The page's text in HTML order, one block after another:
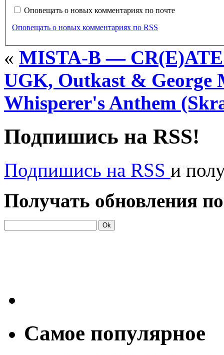
Оповещать о новых комментариях по почте
Оповещать о новых комментариях по RSS
« MISTA-B —
UGK, Outkast &
Whisperer's Anthem
Подпишись на RSS!
Подпишись на RSS и
Получать обновления
Самое популярное